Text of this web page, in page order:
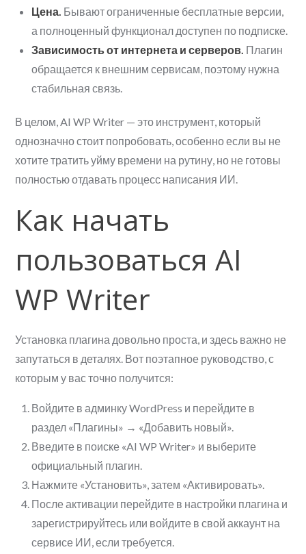
Цена. Бывают ограниченные бесплатные версии,
а полноценный функционал доступен по подписке.
Зависимость от интернета и серверов. Плагин
обращается к внешним сервисам, поэтому нужна
стабильная связь.
В целом, AI WP Writer — это инструмент, который
однозначно стоит попробовать, особенно если вы не
хотите тратить уйму времени на рутину, но не готовы
полностью отдавать процесс написания ИИ.
Как начать
пользоваться AI
WP Writer
Установка плагина довольно проста, и здесь важно не
запутаться в деталях. Вот поэтапное руководство, с
которым у вас точно получится:
Войдите в админку WordPress и перейдите в
раздел «Плагины» → «Добавить новый».
Введите в поиске «AI WP Writer» и выберите
официальный плагин.
Нажмите «Установить», затем «Активировать».
После активации перейдите в настройки плагина и
зарегистрируйтесь или войдите в свой аккаунт на
сервисе ИИ, если требуется.